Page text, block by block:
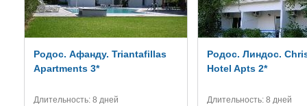
Родос. Афанду. Triantafillas
Apartments 3*
Длительность: 8 дней
Родос. Линдос.
Hotel Apts 2*
Длительность: 8 дней